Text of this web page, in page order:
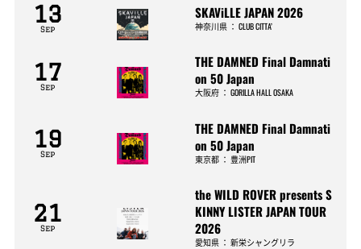
13
Sep
SKAViLLE JAPAN 2026
神奈川県 ：CLUB CITTA’
17
Sep
THE DAMNED Final Damnati
on 50 Japan
大阪府 ：GORILLA HALL OSAKA
19
Sep
THE DAMNED Final Damnati
on 50 Japan
東京都 ：豊洲PIT
21
Sep
the WILD ROVER presents S
KINNY LISTER JAPAN TOUR
2026
愛知県 ：新栄シャングリラ